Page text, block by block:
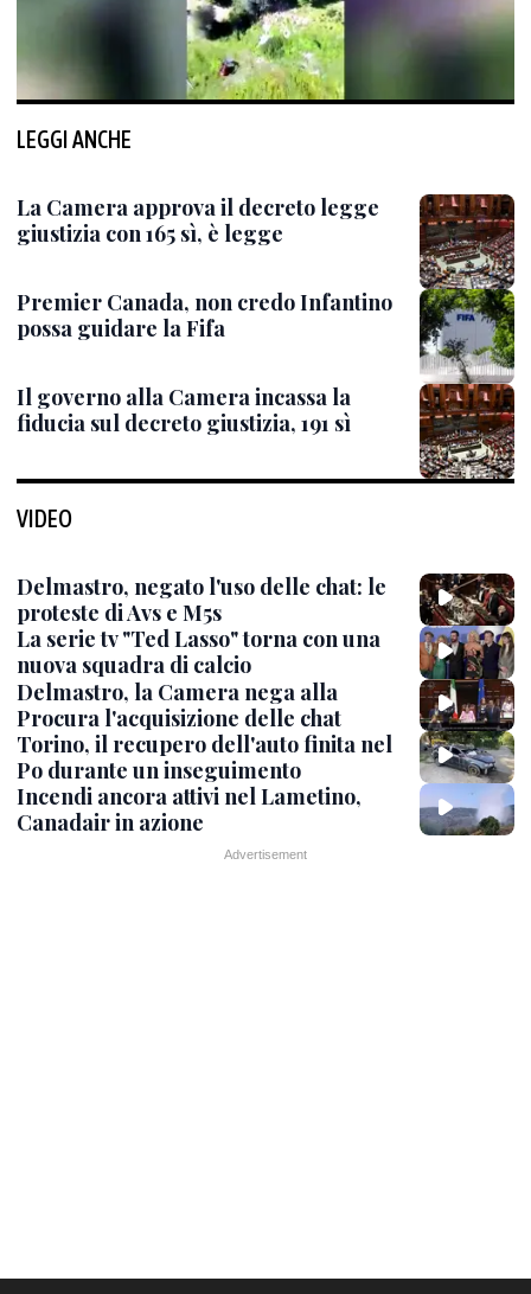
LEGGI ANCHE
La Camera approva il decreto legge
giustizia con 165 sì, è legge
Premier Canada, non credo Infantino
possa guidare la Fifa
Il governo alla Camera incassa la
fiducia sul decreto giustizia, 191 sì
VIDEO
Delmastro, negato l'uso delle chat: le
proteste di Avs e M5s
La serie tv "Ted Lasso" torna con una
nuova squadra di calcio
Delmastro, la Camera nega alla
Procura l'acquisizione delle chat
Torino, il recupero dell'auto finita nel
Po durante un inseguimento
Incendi ancora attivi nel Lametino,
Canadair in azione